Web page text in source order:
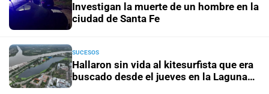
En Asociación con:
Investigan la muerte de un hombre en la
ciudad de Santa Fe
SUCESOS
Hallaron sin vida al kitesurfista que era
buscado desde el jueves en la Laguna